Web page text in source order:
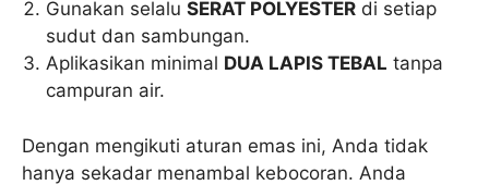
Gunakan selaluSERAT POLYESTER di setiap
sudut dan sambungan.
Aplikasikan minimal DUA LAPIS TEBAL tanpa
campuran air.
Dengan mengikuti aturan emas ini, Anda tidak
hanya sekadar menambal kebocoran. Anda